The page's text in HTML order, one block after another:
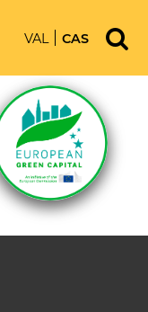
VAL CAS